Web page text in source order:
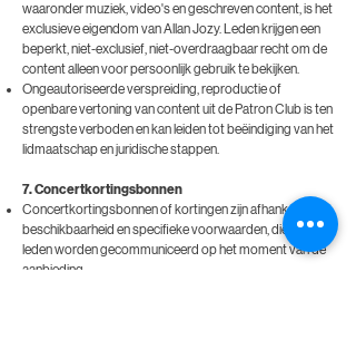
waaronder muziek, video's en geschreven content, is het
exclusieve eigendom van Allan Jozy. Leden krijgen een
beperkt, niet-exclusief, niet-overdraagbaar recht om de
content alleen voor persoonlijk gebruik te bekijken.
Ongeautoriseerde verspreiding, reproductie of
openbare vertoning van content uit de Patron Club is ten
strengste verboden en kan leiden tot beëindiging van het
lidmaatschap en juridische stappen.
7. Concertkortingsbonnen
Concertkortingsbonnen of kortingen zijn afhankelijk van
beschikbaarheid en specifieke voorwaarden, die aan de
leden worden gecommuniceerd op het moment van de
aanbieding.